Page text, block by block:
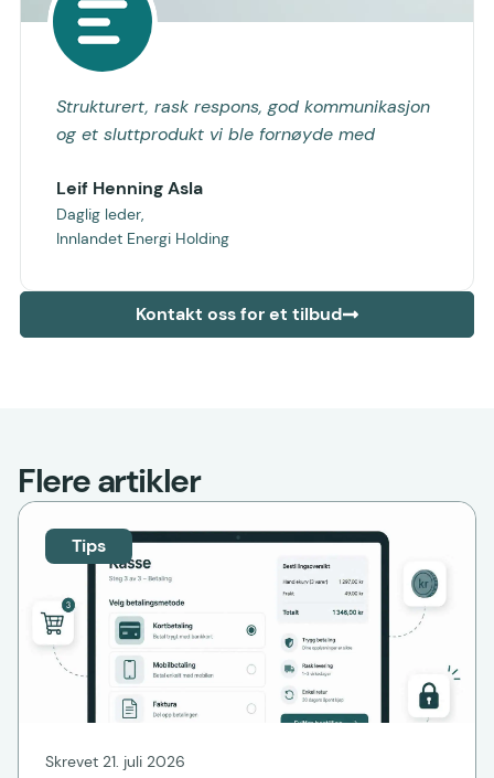
Strukturert, rask respons, god kommunikasjon
og et sluttprodukt vi ble fornøyde med
Leif Henning Asla
Daglig leder,
Innlandet Energi Holding
Kontakt oss for et tilbud
Flere artikler
Tips
Skrevet 21. juli 2026